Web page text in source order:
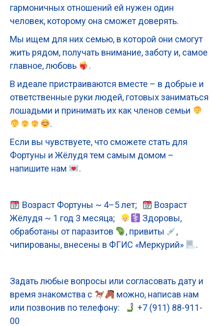
гармоничных отношений ей нужен один
человек, которому она сможет доверять.
Мы ищем для них семью, в которой они смогут
жить рядом, получать внимание, заботу и, самое
главное, любовь
.
В идеале пристраиваются вместе – в добрые и
ответственные руки людей, готовых заниматься
лошадьми и принимать их как членов семьи
.
Если вы чувствуете, что сможете стать для
Фортуны и Жёлудя тем самым домом –
напишите нам
.
Возраст Фортуны ~ 4–5 лет;
Возраст
Жёлудя ~ 1 год 3 месяца;
Здоровы,
обработаны от паразитов
, привиты
,
чипированы, внесены в ФГИС «Меркурий»
.
Задать любые вопросы или согласовать дату и
время знакомства с
можно, написав нам
или позвонив по телефону:
+7 (911) 88-911-
00